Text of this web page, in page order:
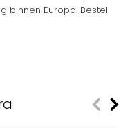
binnen Europa. Bestel